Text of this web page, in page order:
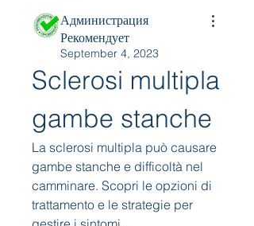
Администрация
Рекомендует
September 4, 2023
Sclerosi multipla
gambe stanche
La sclerosi multipla può causare
gambe stanche e difficoltà nel
camminare. Scopri le opzioni di
trattamento e le strategie per